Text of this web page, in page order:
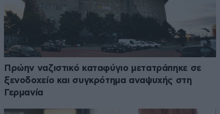
Πρώην ναζιστικό καταφύγιο μετατράπηκε σε
ξενοδοχείο και συγκρότημα αναψυχής στη
Γερμανία